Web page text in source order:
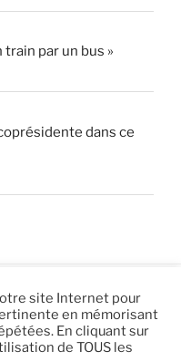
train par un bus »
dans ce
Eur’Net.|
site Internet pour
en mémorisant
En cliquant sur
de TOUS les